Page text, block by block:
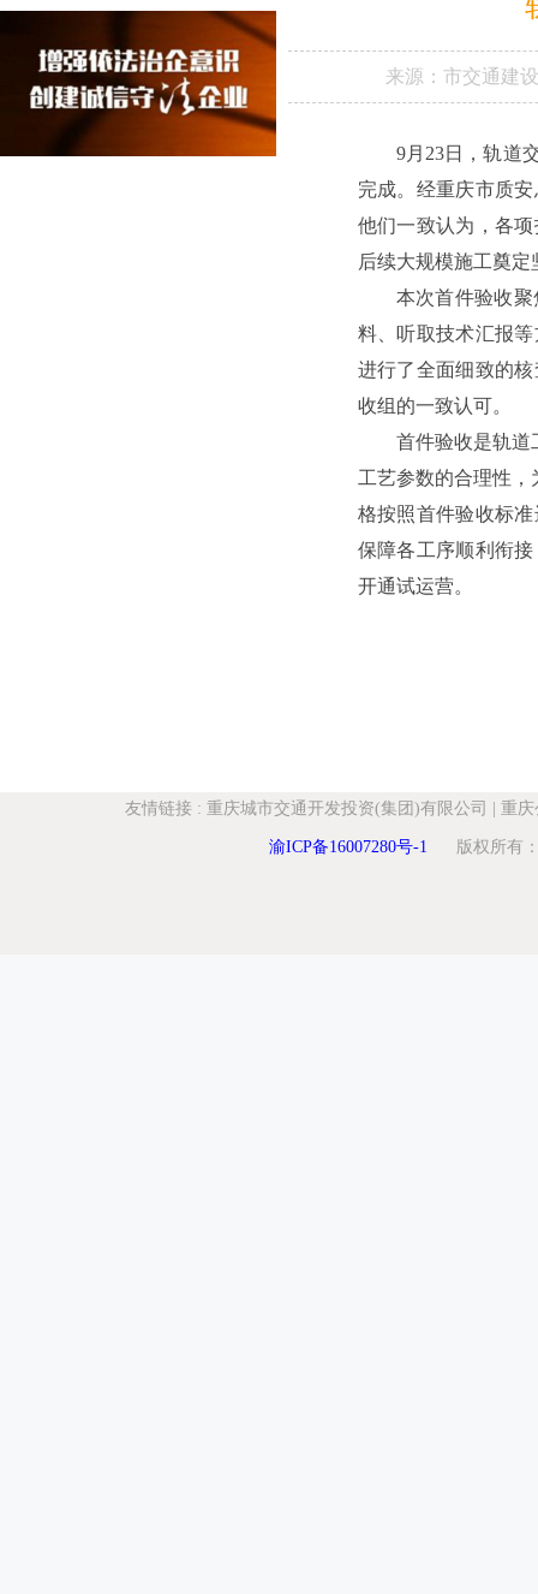
来源： 市交通建
9月23日，轨道
完成。经重庆市质
他们一致认为，各
后续大规模施工奠定
本次首件验收
料、听取技术汇报
进行了全面细致的
收组的一致认可。
首件验收是轨道
工艺参数的合理性，
格按照首件验收标
保障各工序顺利衔
开通试运营。
友情链接 : 重庆城市交通开发投资(集团)有限公司 重庆
渝ICP备16007280号-1 版权所有：